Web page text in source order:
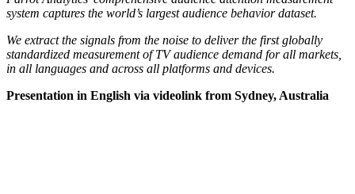
system captures the world’s largest audience behavior dataset.
We extract the signals from the noise to deliver the first globally
standardized measurement of TV audience demand for all markets,
in all languages and across all platforms and devices.
Presentation in English via videolink from Sydney, Australia